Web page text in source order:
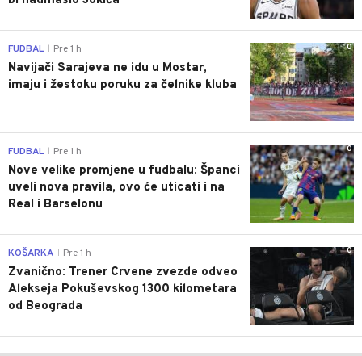
0
FUDBAL Pre 1 h
Navijači Sarajeva ne idu u Mostar,
imaju i žestoku poruku za čelnike kluba
0
FUDBAL Pre 1 h
Nove velike promjene u fudbalu: Španci
uveli nova pravila, ovo će uticati i na
Real i Barselonu
0
KOŠARKA Pre 1 h
Zvanično: Trener Crvene zvezde odveo
Alekseja Pokuševskog 1300 kilometara
od Beograda